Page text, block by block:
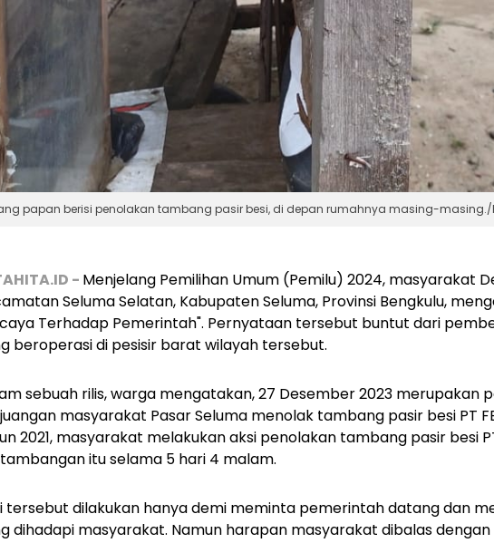
papan berisi penolakan tambang pasir besi, di depan rumahnya masing-masing./
- Menjelang Pemilihan Umum (Pemilu) 2024, masyarakat
Seluma Selatan, Kabupaten Seluma, Provinsi Bengkulu,
Terhadap Pemerintah". Pernyataan tersebut buntut dari
beroperasi di pesisir barat wilayah tersebut.
sebuah rilis, warga mengatakan, 27 Desember 2023 merupakan
masyarakat Pasar Seluma menolak tambang pasir besi PT
2021, masyarakat melakukan aksi penolakan tambang pasir besi
itu selama 5 hari 4 malam.
tersebut dilakukan hanya demi meminta pemerintah datang dan
dihadapi masyarakat. Namun harapan masyarakat dibalas